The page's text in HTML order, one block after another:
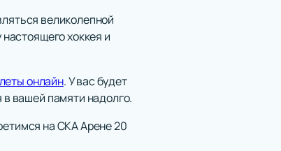
великолепной
хоккея и
онлайн. У вас будет
вашей памяти надолго.
на СКА Арене 20